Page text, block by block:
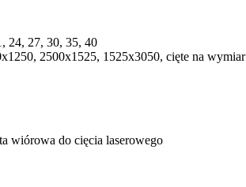
24, 27, 30, 35, 40
2500x1525, 1525x3050, cięte na wymiar